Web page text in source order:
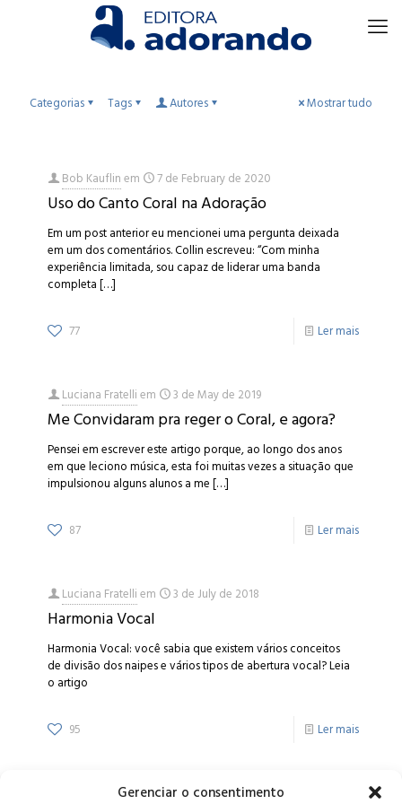
Gerenciar o consentimento
Categorias Tags Autores Mostrar tudo
Bob Kauflinem 7 de February de 2020
Uso do Canto Coral na Adoração
Em um post anterior eu mencionei uma pergunta deixada
em um dos comentários. Collin escreveu: “Com minha
experiência limitada, sou capaz de liderar uma banda
completa[…]
77 Ler mais
Luciana Fratelliem 3 de May de 2019
Me Convidaram pra reger o Coral, e agora?
Pensei em escrever este artigo porque, ao longo dos anos
em que leciono música, esta foi muitas vezes a situação que
impulsionou alguns alunos a me[…]
87 Ler mais
Luciana Fratelliem 3 de July de 2018
Harmonia Vocal
Harmonia Vocal: você sabia que existem vários conceitos
de divisão dos naipes e vários tipos de abertura vocal? Leia
o artigo
95 Ler mais